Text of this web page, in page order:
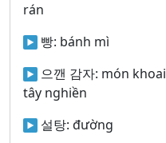
rán
빵: bánh mì
으깬 감자: món khoai
tây nghiền
설탕: đường